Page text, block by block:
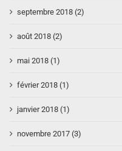
septembre 2018 (2)
août 2018 (2)
mai 2018 (1)
février 2018 (1)
janvier 2018 (1)
novembre 2017 (3)